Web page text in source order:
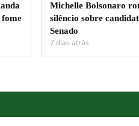
fome
Michelle Bolsonaro
silêncio sobre
Senado
7 dias atrás